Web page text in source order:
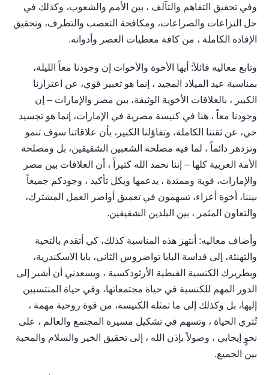
وفي تحقيق التفاهم والتآلف ، بين الأمم والشعوب، وكذلك في
حل النزاعات والصراعات، ومكافحة التعصب والتطرف، وتحقيق
الإفادة الكاملة ، من كافة معطيات العصر وأدواته.
وتابع معاليه قائلاً: أيها الأخوة والأخوات إن وجودنا معاً الليلة،
بمناسبة عيد الميلاد المجيد ، إنما هو تعبير قوي، عن اعتزازنا
الكبير ، بالعلاقات الأخوية الوثيقة، بين مصر والإمارات – إن
وجودنا معاً ، هنا في كنيسة مصرية في الإمارات، إنما هو تجسيد
حي، عن ثقتنا الكاملة، وتفاؤلنا الكبير، بأن علاقاتنا سوف تنمو
وتزدهر دائماً ، لما فيه مصلحة الشعبين الشقيقين، بل ومصلحة
الأمة العربية كلها – إننا نحمد الله كثيراً ، أن العلاقات بين مصر
والإمارات، قوية وممتدة ، يدعمها وبكل تأكيد ، وجودكم جميعاً
بيننا، أخوة أعزاء، تسهمون في تعميق أواصر العمل المشترك،
والتعاون المثمر ، بين البلدين الشقيقين.
وأضاف معاليه: أنتهز هذه المناسبة كذلك، كي أتقدم بالتحية
والتهنئة، إلى قداسة البابا تواضروس الثاني، بابا الاسكندرية،
وبطريرك الكنسية القبطية الأرثوذكسية ، ويسعدني أن أشير إلى
الدور المهم للكنسية في حياة مجتمعاتها، وفي حياة المنتسبين
إليها، بل وكذلك إلى ما تمثله الكنيسة، من قوة روحية مهمة ،
تُثري الحياة ، وتسهم في تشكيل مسيرة المجتمع والعالم ، على
نحوٍ إيجابي ، وصولاً بإذن الله ، إلى تحقيق الخير والسلام والمحبة
بين الجميع.